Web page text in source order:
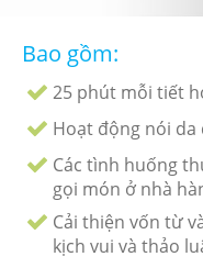
Bao gồm:
25 phút mỗi tiết
Hoạt động nói da
Các tình huống
gọi món ở nhà
Cải thiện vốn từ
kịch vui và thảo